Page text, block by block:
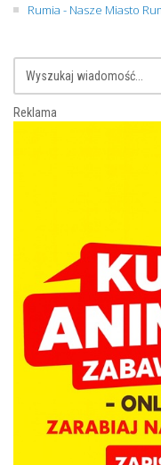
Rumia - Nasze Miasto
Reklama